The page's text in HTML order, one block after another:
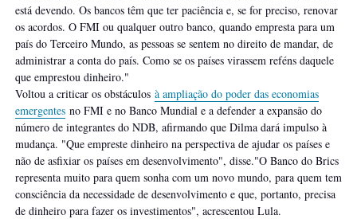
está devendo. Os bancos têm que ter paciência e, se for preciso, renovar
os acordos. O FMI ou qualquer outro banco, quando empresta para um
país do Terceiro Mundo, as pessoas se sentem no direito de mandar, de
administrar a conta do país. Como se os países virassem reféns daquele
que emprestou dinheiro."
Voltou a criticar os obstáculos à ampliação do poder das economias
emergentes no FMI e no Banco Mundial e a defender a expansão do
número de integrantes do NDB, afirmando que Dilma dará impulso à
mudança. "Que empreste dinheiro na perspectiva de ajudar os países e
não de asfixiar os países em desenvolvimento", disse."O Banco do Brics
representa muito para quem sonha com um novo mundo, para quem tem
consciência da necessidade de desenvolvimento e que, portanto, precisa
de dinheiro para fazer os investimentos", acrescentou Lula.